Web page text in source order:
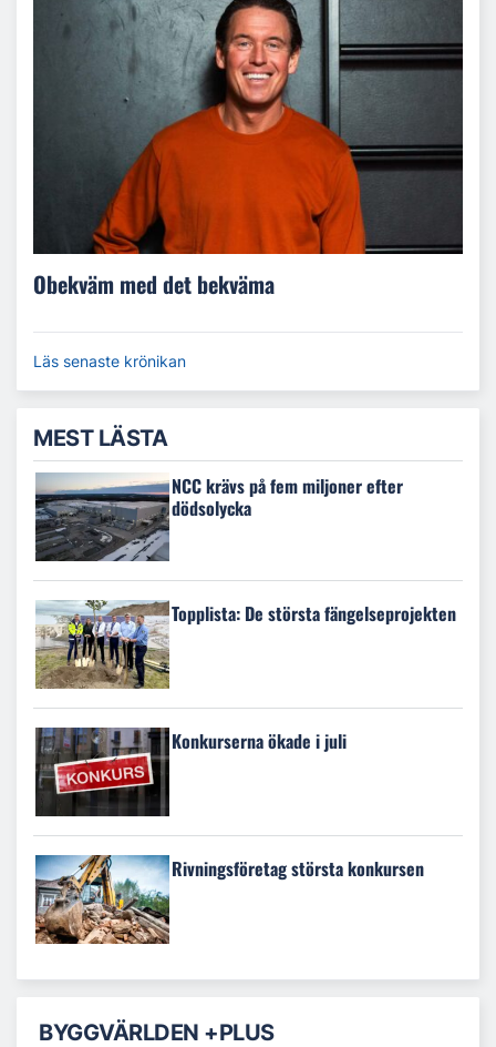
Obekväm med det bekväma
Läs senaste krönikan
MEST LÄSTA
NCC krävs på fem miljoner efter
dödsolycka
Topplista: De största fängelseprojekten
Konkurserna ökade i juli
Rivningsföretag största konkursen
BYGGVÄRLDEN +PLUS